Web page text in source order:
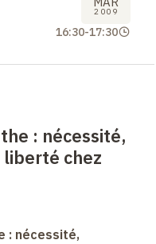
2009
16:30-17:30
: nécessité,
chez
: nécessité,